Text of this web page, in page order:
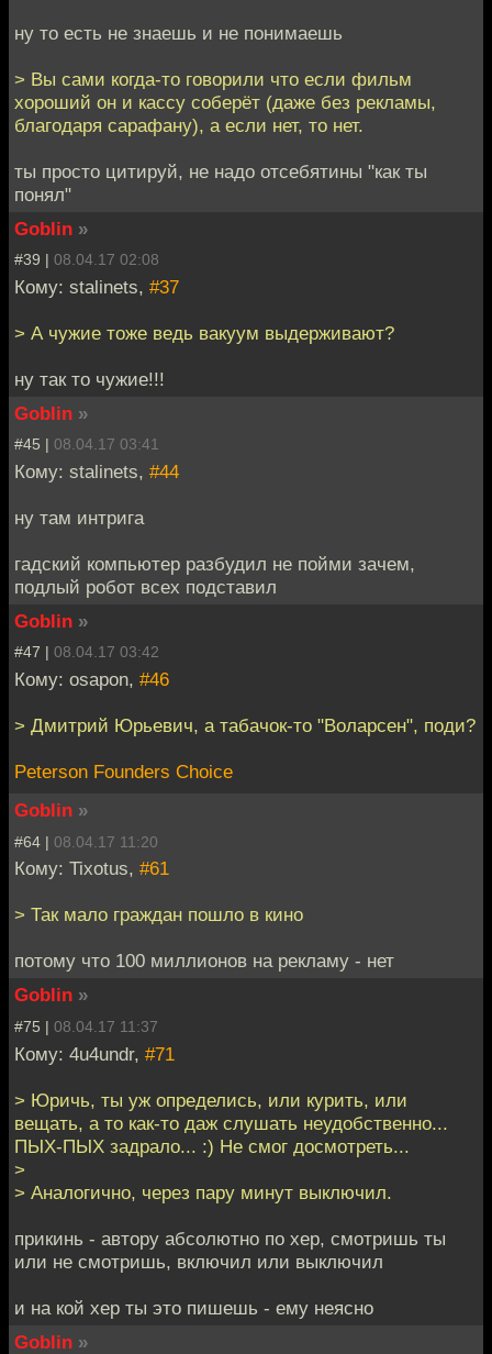
ну то есть не знаешь и не понимаешь
> Вы сами когда-то говорили что если фильм
хороший он и кассу соберёт (даже без рекламы,
благодаря сарафану), а если нет, то нет.
ты просто цитируй, не надо отсебятины "как ты
понял"
Goblin »
#39 | 08.04.17 02:08
Кому: stalinets, #37
> А чужие тоже ведь вакуум выдерживают?
ну так то чужие!!!
Goblin »
#45 | 08.04.17 03:41
Кому: stalinets, #44
ну там интрига
гадский компьютер разбудил не пойми зачем,
подлый робот всех подставил
Goblin »
#47 | 08.04.17 03:42
Кому: osapon, #46
> Дмитрий Юрьевич, а табачок-то "Воларсен", поди?
Peterson Founders Choice
Goblin »
#64 | 08.04.17 11:20
Кому: Tixotus, #61
> Так мало граждан пошло в кино
потому что 100 миллионов на рекламу - нет
Goblin »
#75 | 08.04.17 11:37
Кому: 4u4undr, #71
> Юричь, ты уж определись, или курить, или
вещать, а то как-то даж слушать неудобственно...
ПЫХ-ПЫХ задрало... :) Не смог досмотреть...
>
> Аналогично, через пару минут выключил.
прикинь - автору абсолютно по хер, смотришь ты
или не смотришь, включил или выключил
и на кой хер ты это пишешь - ему неясно
Goblin »